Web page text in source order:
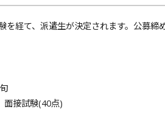
経て、派遣生が決定されます。公募締
面接試験(40点)